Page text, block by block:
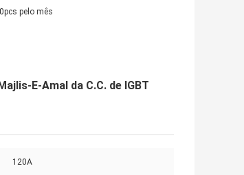
pelo mês
E-Amal da C.C. de IGBT
120A